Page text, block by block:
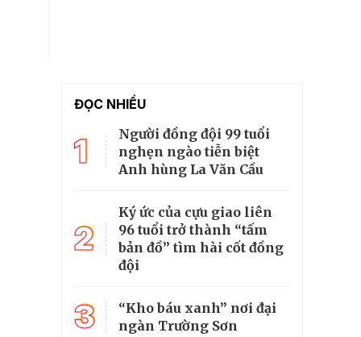
ĐỌC NHIỀU
1
Người đồng đội 99 tuổi
nghẹn ngào tiễn biệt
Anh hùng La Văn Cầu
2
Ký ức của cựu giao liên
96 tuổi trở thành “tấm
bản đồ” tìm hài cốt đồng
đội
3
“Kho báu xanh” nơi đại
ngàn Trường Sơn